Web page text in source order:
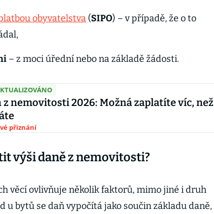
obyvatelstva (SIPO) – v případě, že o to
– z moci úřední nebo na základě žádosti.
z nemovitosti 2026: Možná zaplatíte víc, než
přiznání
výši daně z nemovitosti?
věcí ovlivňuje několik faktorů, mimo jiné i druh
u bytů se daň vypočítá jako součin základu daně,